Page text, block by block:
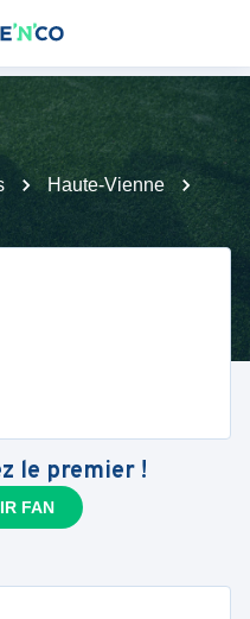
Haute-Vienne
le premier !
FAN